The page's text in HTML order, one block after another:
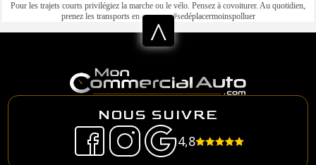
Pour les trajets courts privilégiez la marche ou le vélo. Pensez à covoiturer. Au quotidien,
prenez les transports en commun #sedéplacermoinspolluer
^
NOUS SUIVRE
4,8